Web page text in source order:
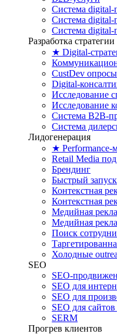
Cистема
Система digital-
Система
Разработка стратегии
★ Digital-
CustDev опросы
Digital-
Исследование
Исследование
Система B2B-
Система
Лидогенерация
★ Performance-
Retail Media
Брендинг
Быстрый запуск
Контекстная
Контекстная
Медийная
Медийная
Поиск
Холодные
SEO
SEO-
SEO для
SEO для
SEO для сайтов
SERM
Прогрев клиентов